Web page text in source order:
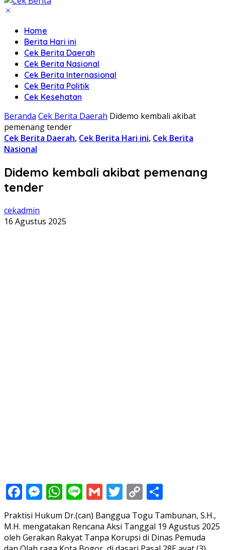
Home
Berita Hari ini
Cek Berita Daerah
Cek Berita Nasional
Cek Berita Internasional
Cek Berita Politik
Cek Kesehatan
Beranda Cek Berita Daerah Didemo kembali akibat
pemenang tender
Cek Berita Daerah, Cek Berita Hari ini, Cek Berita
Nasional
Didemo kembali akibat pemenang
tender
cekadmin
16 Agustus 2025
Facebook
Messenger
WhatsApp
LineGmailTwitter
Copy
Link
Praktisi Hukum Dr.(can) Banggua Togu Tambunan, S.H.,
M.H. mengatakan Rencana Aksi Tanggal 19 Agustus 2025
oleh Gerakan Rakyat Tanpa Korupsi di Dinas Pemuda